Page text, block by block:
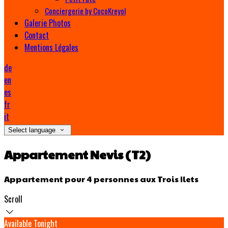
Conciergerie by CocoKreyol
Galerie Photos
Contact
Mentions Légales
de
en
es
fr
it
Select language
Appartement Nevis (T2)
Appartement pour 4 personnes aux Trois Ilets
Scroll
Available Tonight